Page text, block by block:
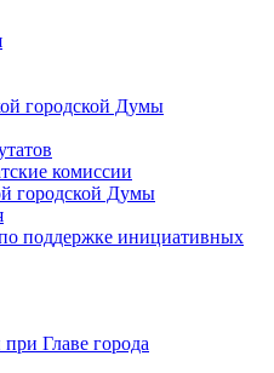
городской Думы
комиссии
городской Думы
поддержке инициативных
Главе города